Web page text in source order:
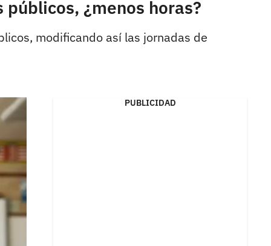
¿menos horas?
modificando así las jornadas de
PUBLICIDAD